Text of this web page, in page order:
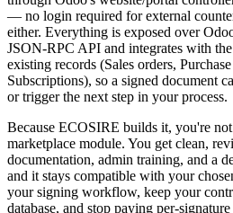
— no login required for external
either. Everything is exposed over
JSON-RPC API and integrates with
existing records (Sales orders,
Subscriptions), so a signed document
or trigger the next step in your process.
Because ECOSIRE builds it, you're
marketplace module. You get clean,
documentation, admin training, and a
and it stays compatible with your
your signing workflow, keep your
database, and stop paying per-